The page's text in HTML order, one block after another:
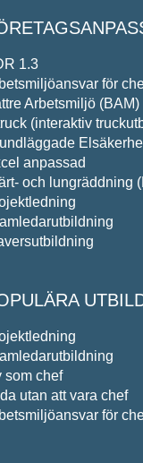
1.3
för
Arbetsmiljö (BAM)
(interaktiv
anpassad
och lungräddning
som chef
utan att vara chef
för